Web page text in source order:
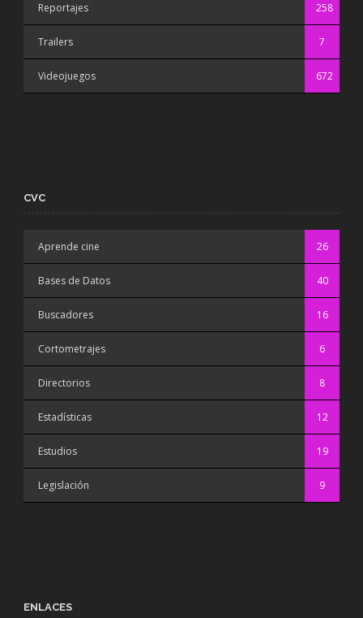
Reportajes 258
Trailers 7
Videojuegos 672
CVC
Aprende cine 26
Bases de Datos 40
Buscadores 16
Cortometrajes 6
Directorios 8
Estadísticas 12
Estudios 19
Legislación 9
ENLACES